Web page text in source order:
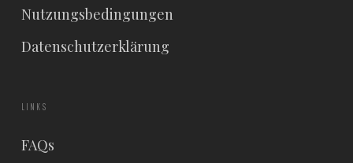
Nutzungsbedingungen
Datenschutzerklärung
LINKS
FAQs